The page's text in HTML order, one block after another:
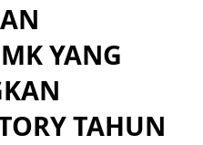
YANG
TAHUN